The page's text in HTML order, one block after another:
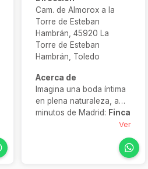
Cam. de Almorox a la
Torre de Esteban
Hambrán, 45920 La
Torre de Esteban
Hambrán, Toledo
Acerca de
Imagina una boda íntima
en plena naturaleza, a
minutos de Madrid: Finca
boutique ofrece varios
Ver